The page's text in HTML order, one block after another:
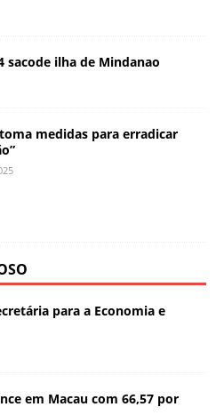
sacode ilha de Mindanao
medidas para erradicar
para a Economia e
em Macau com 66,57 por